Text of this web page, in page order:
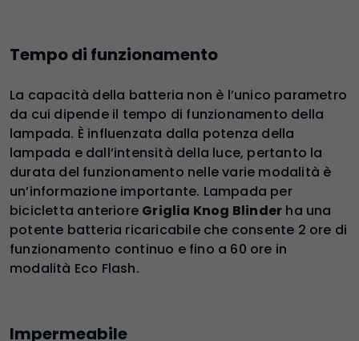
Tempo di funzionamento
La capacità della batteria non è l’unico parametro
da cui dipende il tempo di funzionamento della
lampada. È influenzata dalla potenza della
lampada e dall’intensità della luce, pertanto la
durata del funzionamento nelle varie modalità è
un’informazione importante. Lampada per
bicicletta anteriore Griglia Knog Blinder ha una
potente batteria ricaricabile che consente 2 ore di
funzionamento continuo e fino a 60 ore in
modalità Eco Flash.
Impermeabile